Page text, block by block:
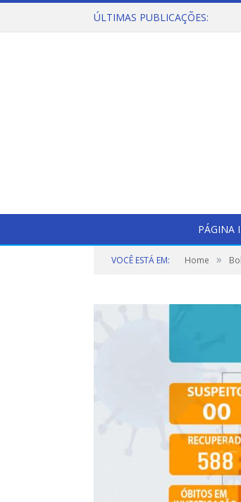
ÚLTIMAS PUBLICAÇÕES:
PÁGINA
VOCÊ ESTÁ EM: Home »